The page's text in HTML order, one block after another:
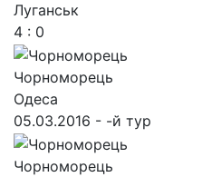
Луганськ
4 : 0
Чорноморець
Одеса
05.03.2016 - -й тур
Чорноморець